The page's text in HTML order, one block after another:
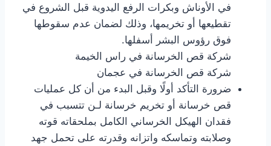
في الأوناش وبكرات الرفع اليدوية قبل الشروع في
تقطيعها أو تخريمها، وذلك لضمان عدم سقوطها
فوق رؤوس البشر أسفلها.
شركة قص الخرسانة في راس الخيمة
شركة قص الخرسانة في عجمان
ضرورة التأكد أولًا وقبل البدء من أن كل عمليات
قص خرسانة أو تخريم خرسانة لـن تتسبب في
فقدان الهيكل الخرساني الكامل بملحقاته قوته
وصلابته وتماسكه واتزانه وقدرته على تحمل جهد